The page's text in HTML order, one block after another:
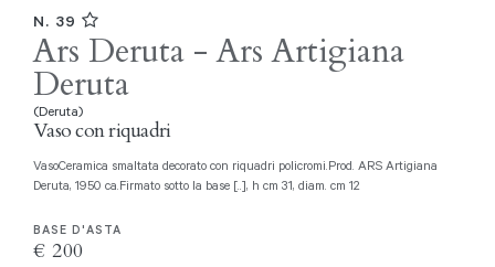
N. 39
Ars Deruta - Ars Artigiana
Deruta
(Deruta)
Vaso con riquadri
VasoCeramica smaltata decorato con riquadri policromi.Prod. ARS Artigiana
Deruta, 1950 ca.Firmato sotto la base [..], h cm 31, diam. cm 12
BASE D'ASTA
€ 200